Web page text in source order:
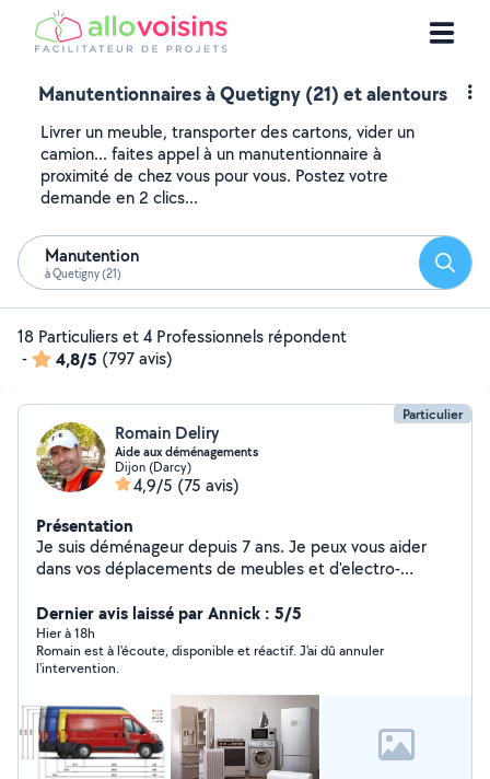
Manutentionnaires à Quetigny (21) et alentours
Livrer un meuble, transporter des cartons, vider un
camion... faites appel à un manutentionnaire à
proximité de chez vous pour vous. Postez votre
demande en 2 clics...
Manutention
à Quetigny (21)
18 Particuliers et 4 Professionnels répondent
-
4,8/5 (797 avis)
Particulier
Romain Deliry
Aide aux déménagements
Dijon (Darcy)
4,9/5 (75 avis)
Présentation
Je suis déménageur depuis 7 ans. Je peux vous aider
dans vos déplacements de meubles et d'electro-
adapté.
Dernier avis laissé par Annick : 5/5
Hier à 18h
Romain est à l'écoute, disponible et réactif. J'ai dû annuler
l'intervention.